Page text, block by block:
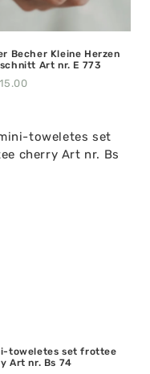
Becher Kleine Herzen
Art nr. E 773
15.00
toweletes set frottee
Art nr. Bs 74